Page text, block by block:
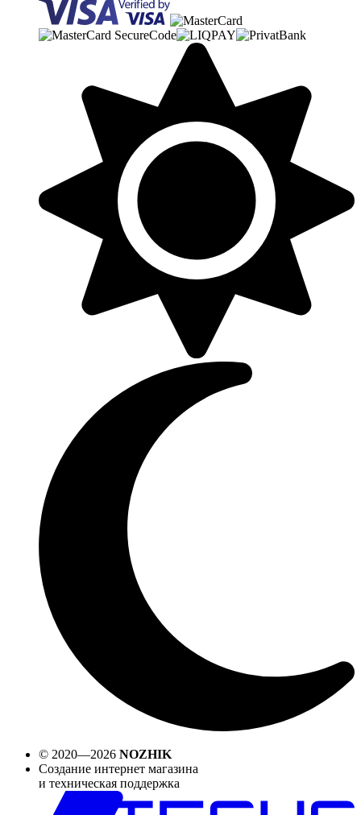
© 2020—2026 NOZHIK
Создание интернет магазина
и техническая поддержка